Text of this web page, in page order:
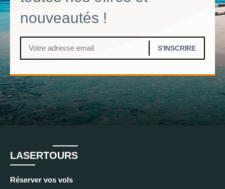
nouveautés !
LASERTOURS
Réserver vos vols